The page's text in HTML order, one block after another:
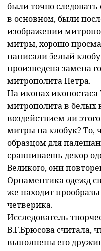
были точно
в основном, были
изображении
митры, хорошо
написали белый
произведена замена
митрополита Петра.
На иконах иконостаса
митрополита в белых
воздействием ли
митры на клобук? То,
образцом для
сравниваешь декор
Великого, они
Орнаментика одежд
же находит
четверика.
Исследователь
В.Г.Брюсова считала,
выполнены его